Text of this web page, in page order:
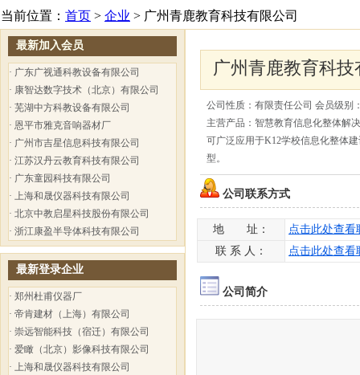
当前位置： 首页 > 企业 > 广州青鹿教育科技有限公司
最新加入会员
· 广东广视通科教设备有限公司
· 康智达数字技术（北京）有限公司
· 芜湖中方科教设备有限公司
· 恩平市雅克音响器材厂
· 广州市吉星信息科技有限公司
· 江苏汉丹云教育科技有限公司
· 广东童园科技有限公司
· 上海和晟仪器科技有限公司
· 北京中教启星科技股份有限公司
· 浙江康盈半导体科技有限公司
最新登录企业
· 郑州杜甫仪器厂
· 帝肯建材（上海）有限公司
· 崇远智能科技（宿迁）有限公司
· 爱瞰（北京）影像科技有限公司
· 上海和晟仪器科技有限公司
广州青鹿教育科
公司性质：有限责任公司 会员级别
主营产品：智慧教育信息化整体解
可广泛应用于K12学校信息化整体
型。
公司联系方式
地 址：
点击此处查看
联 系 人：
点击此处查看
公司简介